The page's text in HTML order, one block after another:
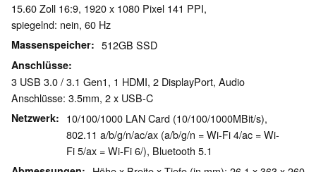
15.60 Zoll 16:9, 1920 x 1080 Pixel 141 PPI,
spiegelnd: nein, 60 Hz
Massenspeicher 512GB SSD
Anschlüsse
3 USB 3.0 / 3.1 Gen1, 1 HDMI, 2 DisplayPort, Audio
Anschlüsse: 3.5mm, 2 x USB-C
Netzwerk
10/100/1000 LAN Card (10/100/1000MBit/s),
802.11 a/b/g/n/ac/ax (a/b/g/n = Wi-Fi 4/ac = Wi-
Fi 5/ax = Wi-Fi 6/), Bluetooth 5.1